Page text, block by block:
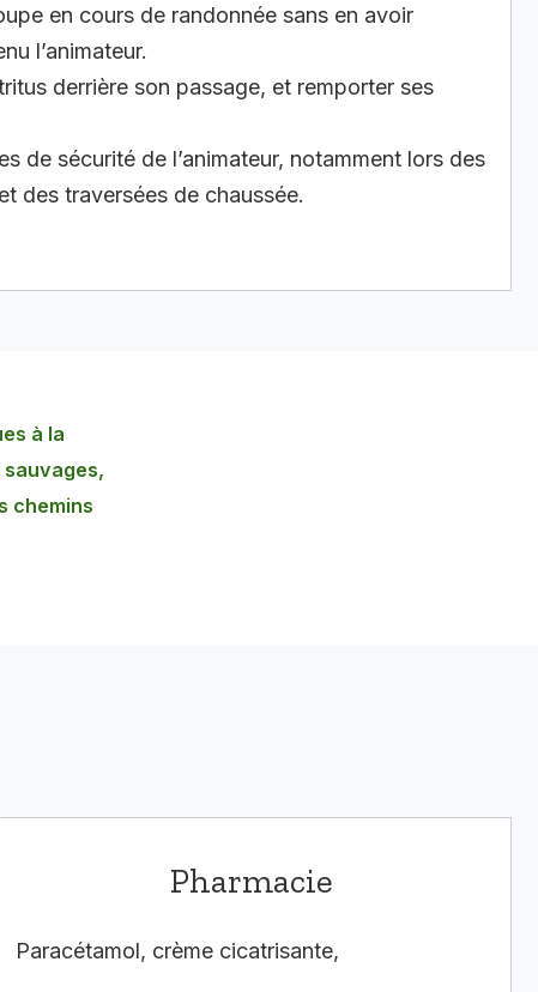
en cours de randonnée sans en avoir
l’animateur.
derrière son passage, et remporter ses
de sécurité de l’animateur, notamment lors des
des traversées de chaussée.
à la
chemins
Pharmacie
Paracétamol, crème cicatrisante,